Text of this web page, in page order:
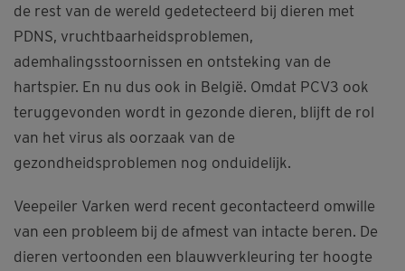
de rest van de wereld gedetecteerd bij dieren met
PDNS, vruchtbaarheidsproblemen,
ademhalingsstoornissen en ontsteking van de
hartspier. En nu dus ook in België. Omdat PCV3 ook
teruggevonden wordt in gezonde dieren, blijft de rol
van het virus als oorzaak van de
gezondheidsproblemen nog onduidelijk.
Veepeiler Varken werd recent gecontacteerd omwille
van een probleem bij de afmest van intacte beren. De
dieren vertoonden een blauwverkleuring ter hoogte